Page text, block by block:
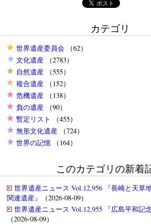
カテゴリ
世界遺産委員会（62）
文化遺産（2783）
自然遺産（555）
複合遺産（152）
危機遺産（138）
負の遺産（90）
暫定リスト
（455）
無形文化遺産（724）
世界の記憶（164）
このカテゴリの新着
世界遺産ニュース Vol.12,956 『長崎と天草
関連遺産』
（2026-08-09）
世界遺産ニュース Vol.12,955 『広島平和記
（2026-08-09）